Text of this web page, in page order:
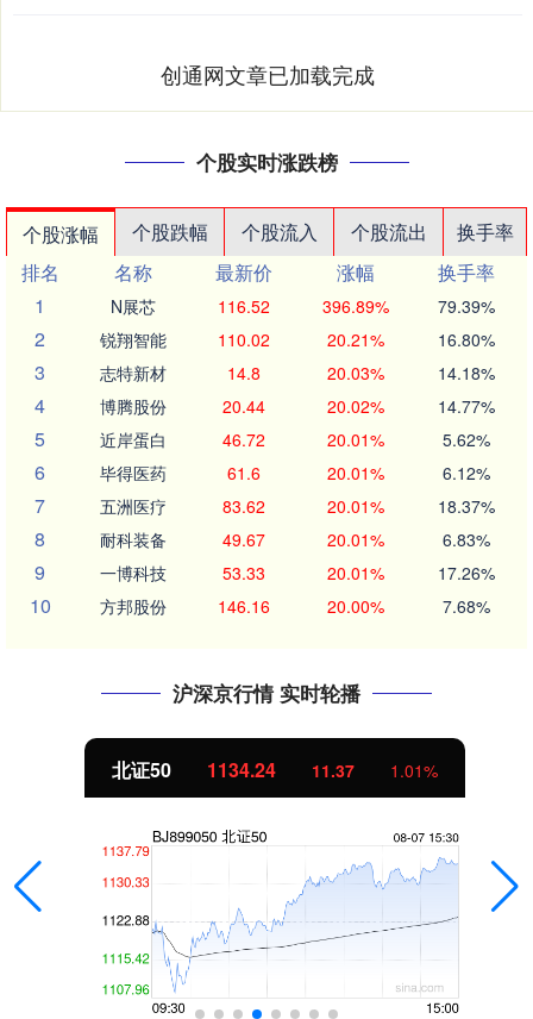
创通网文章已加载完成
个股实时涨跌榜
个股涨幅 个股跌幅 个股流入 个股流出
换手率
排名
名称 最新价 涨幅
换手率
1
N展芯 116.52 396.89% 79.39%
2 锐翔智能 110.02 20.21% 16.80%
3 志特新材 14.8 20.03% 14.18%
4 博腾股份 20.44 20.02% 14.77%
5 近岸蛋白 46.72 20.01% 5.62%
6 毕得医药 61.6 20.01% 6.12%
7 五洲医疗 83.62 20.01% 18.37%
8 耐科装备 49.67 20.01% 6.83%
9 一博科技 53.33 20.01% 17.26%
10 方邦股份 146.16 20.00% 7.68%
沪深京行情 实时轮播
北证50 1134.24 11.37 1.01%